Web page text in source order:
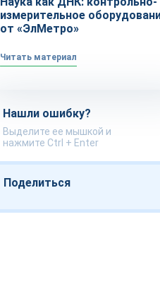
измерительное
от «ЭлМетро»
Читать материал
Нашли ошибку?
Выделите ее мышкой и
нажмите Ctrl + Enter
Поделиться